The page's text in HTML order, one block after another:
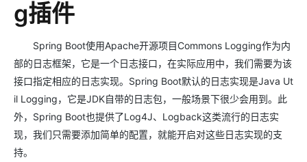
g插件
Spring Boot使用Apache开源项目Commons Logging作为内
部的日志框架，它是一个日志接口，在实际应用中，我们需要为该
接口指定相应的日志实现。Spring Boot默认的日志实现是Java Ut
il Logging，它是JDK自带的日志包，一般场景下很少会用到。此
外，Spring Boot也提供了Log4J、Logback这类流行的日志实
现，我们只需要添加简单的配置，就能开启对这些日志实现的支
持。